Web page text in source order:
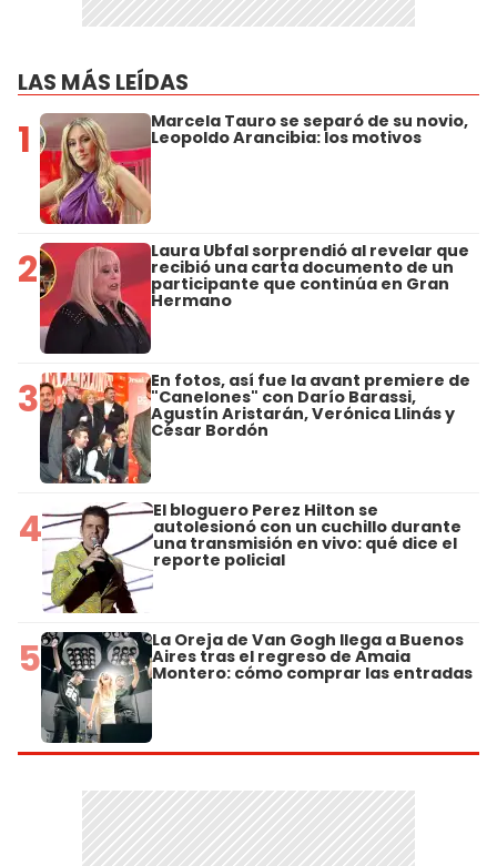
LAS MÁS LEÍDAS
1 Marcela Tauro se separó de su novio,
Leopoldo Arancibia: los motivos
2 Laura Ubfal sorprendió al revelar que
recibió una carta documento de un
participante que continúa en Gran
Hermano
3 En fotos, así fue la avant premiere de
"Canelones" con Darío Barassi,
Agustín Aristarán, Verónica Llinás y
César Bordón
4 El bloguero Perez Hilton se
autolesionó con un cuchillo durante
una transmisión en vivo: qué dice el
reporte policial
5 La Oreja de Van Gogh llega a Buenos
Aires tras el regreso de Amaia
Montero: cómo comprar las entradas